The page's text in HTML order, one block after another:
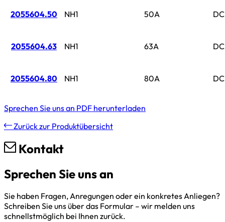
2055604.50 NH1 50A
2055604.63 NH1 63A
2055604.80 NH1 80A
Sprechen Sie uns an PDF herunterladen
Zurück zur Produktübersicht
Kontakt
Sprechen Sie uns an
Sie haben Fragen, Anregungen oder ein konkretes Anliegen?
Schreiben Sie uns über das Formular – wir melden uns
schnellstmöglich bei Ihnen zurück.